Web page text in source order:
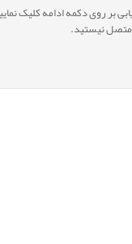
بر روی دکمه ادامه کلیک
نیستید.